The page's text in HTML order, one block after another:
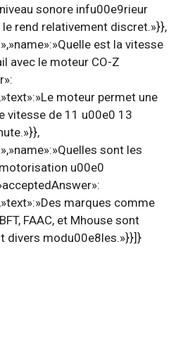
sonore infu00e9rieur
rend relativement discret.»}},
est la vitesse
avec le moteur CO-Z
moteur permet une
vitesse de 11 u00e0 13
sont les
u00e0
marques comme
FAAC, et Mhouse sont
divers modu00e8les.»}}]}